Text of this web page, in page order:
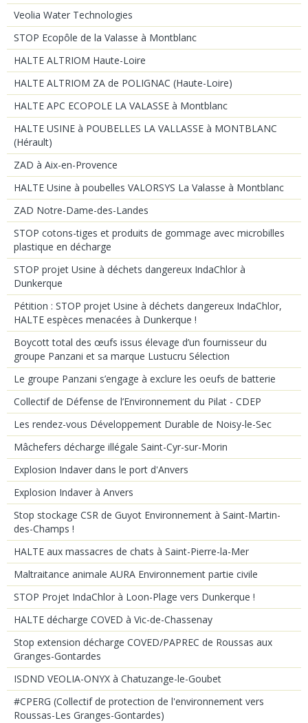
Veolia Water Technologies
STOP Ecopôle de la Valasse à Montblanc
HALTE ALTRIOM Haute-Loire
HALTE ALTRIOM ZA de POLIGNAC (Haute-Loire)
HALTE APC ECOPOLE LA VALASSE à Montblanc
HALTE USINE à POUBELLES LA VALLASSE à MONTBLANC
(Hérault)
ZAD à Aix-en-Provence
HALTE Usine à poubelles VALORSYS La Valasse à Montblanc
ZAD Notre-Dame-des-Landes
STOP cotons-tiges et produits de gommage avec microbilles
plastique en décharge
STOP projet Usine à déchets dangereux IndaChlor à
Dunkerque
Pétition : STOP projet Usine à déchets dangereux IndaChlor,
HALTE espèces menacées à Dunkerque !
Boycott total des œufs issus élevage d’un fournisseur du
groupe Panzani et sa marque Lustucru Sélection
Le groupe Panzani s’engage à exclure les oeufs de batterie
Collectif de Défense de l’Environnement du Pilat - CDEP
Les rendez-vous Développement Durable de Noisy-le-Sec
Mâchefers décharge illégale Saint-Cyr-sur-Morin
Explosion Indaver dans le port d'Anvers
Explosion Indaver à Anvers
Stop stockage CSR de Guyot Environnement à Saint-Martin-
des-Champs !
HALTE aux massacres de chats à Saint-Pierre-la-Mer
Maltraitance animale AURA Environnement partie civile
STOP Projet IndaChlor à Loon-Plage vers Dunkerque !
HALTE décharge COVED à Vic-de-Chassenay
Stop extension décharge COVED/PAPREC de Roussas aux
Granges-Gontardes
ISDND VEOLIA-ONYX à Chatuzange-le-Goubet
#CPERG (Collectif de protection de l'environnement vers
Roussas-Les Granges-Gontardes)